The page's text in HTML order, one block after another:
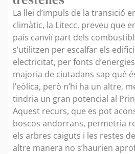
La llei d’impuls de la transició
climàtic, la Litecc, preveu que
país canviï part dels
s’utilitzen per escalfar els
electricitat, per fonts
majoria de ciutadans sap què
l’eòlica, però n’hi ha un altre,
tindria un gran potencial al
Aquest recurs, que es pot
boscos andorrans, permetria
els arbres caiguts i les restes
altre manera no s’haurien